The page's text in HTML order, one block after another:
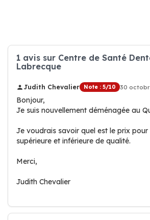
1 avis sur Centre de Santé
Labrecque
Judith Chevalier Note : 5/10 30
Bonjour,
Je suis nouvellement déménagée au
Je voudrais savoir quel est le prix
supérieure et inférieure de qualité.
Merci,
Judith Chevalier